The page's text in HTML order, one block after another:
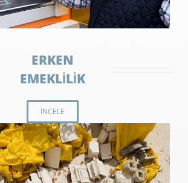
ERKEN
EMEKLİLİK
İNCELE